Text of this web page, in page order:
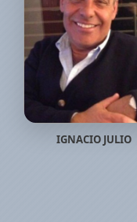
IGNACIO JULIO